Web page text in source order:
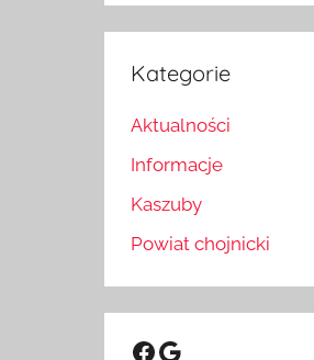
Kategorie
Aktualności
Informacje
Kaszuby
Powiat chojnicki
Facebook
Google